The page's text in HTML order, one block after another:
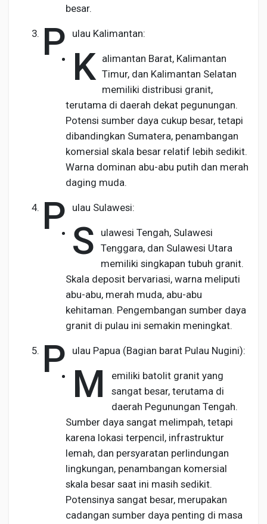
besar.
P ulau Kalimantan:
K alimantan Barat, Kalimantan
Timur, dan Kalimantan Selatan
memiliki distribusi granit,
terutama di daerah dekat pegunungan.
Potensi sumber daya cukup besar, tetapi
dibandingkan Sumatera, penambangan
komersial skala besar relatif lebih sedikit.
Warna dominan abu-abu putih dan merah
daging muda.
P ulau Sulawesi:
S
ulawesi Tengah, Sulawesi
Tenggara, dan Sulawesi Utara
memiliki singkapan tubuh granit.
Skala deposit bervariasi, warna meliputi
abu-abu, merah muda, abu-abu
kehitaman. Pengembangan sumber daya
granit di pulau ini semakin meningkat.
P ulau Papua (Bagian barat Pulau Nugini):
M
emiliki batolit granit yang
sangat besar, terutama di
daerah Pegunungan Tengah.
Sumber daya sangat melimpah, tetapi
karena lokasi terpencil, infrastruktur
lemah, dan persyaratan perlindungan
lingkungan, penambangan komersial
skala besar saat ini masih sedikit.
Potensinya sangat besar, merupakan
cadangan sumber daya penting di masa